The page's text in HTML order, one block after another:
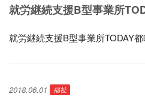
就労継続支援B型事業所
就労継続支援B型事業所TODAY
2018.06.01 福祉